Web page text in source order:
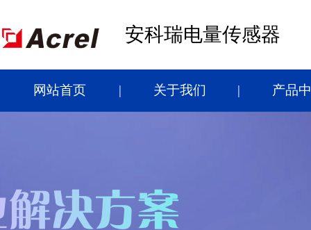
安科瑞电量传感器
网站首页 关于我们 产品